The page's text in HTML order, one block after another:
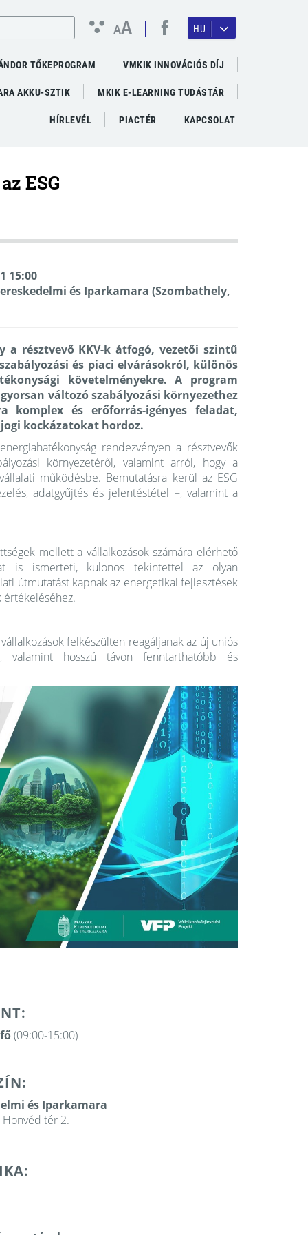
AA HU
TŐKEPROGRAM VMKIK INNOVÁCIÓS DÍJ
AKKU-SZTIK MKIK E-LEARNING TUDÁSTÁR
HÍRLEVÉL PIACTÉR KAPCSOLAT
ESG
15:00
és Iparkamara (Szombathely,
résztvevő KKV-k átfogó, vezetői szintű
és piaci elvárásokról, különös
követelményekre. A program
változó szabályozási környezethez
komplex és erőforrás-igényes feladat,
kockázatokat hordoz.
rendezvényen a résztvevők
környezetéről, valamint arról, hogy a
működésbe. Bemutatásra kerül az ESG
adatgyűjtés és jelentéstétel –, valamint a
mellett a vállalkozások számára elérhető
is ismerteti, különös tekintettel az olyan
útmutatást kapnak az energetikai fejlesztések
értékeléséhez.
felkészülten reagáljanak az új uniós
valamint hosszú távon fenntarthatóbb és
(09:00-15:00)
és Iparkamara
tér 2.